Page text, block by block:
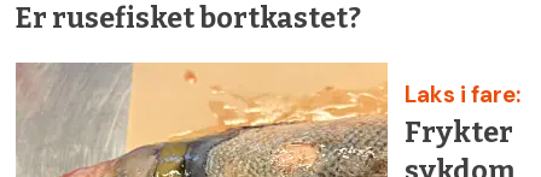
Er rusefisket bortkastet?
Laks i fare:
Frykter